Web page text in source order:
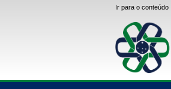
Ir para o conteúdo